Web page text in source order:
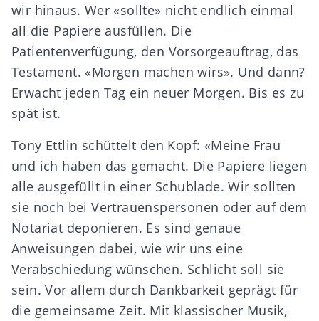
wir hinaus. Wer «sollte» nicht endlich einmal
all die Papiere ausfüllen. Die
Patientenverfügung, den Vorsorgeauftrag, das
Testament. «Morgen machen wirs». Und dann?
Erwacht jeden Tag ein neuer Morgen. Bis es zu
spät ist.
Tony Ettlin schüttelt den Kopf: «Meine Frau
und ich haben das gemacht. Die Papiere liegen
alle ausgefüllt in einer Schublade. Wir sollten
sie noch bei Vertrauenspersonen oder auf dem
Notariat deponieren. Es sind genaue
Anweisungen dabei, wie wir uns eine
Verabschiedung wünschen. Schlicht soll sie
sein. Vor allem durch Dankbarkeit geprägt für
die gemeinsame Zeit. Mit klassischer Musik,